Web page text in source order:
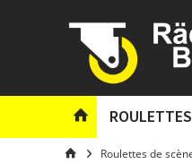
Roulettes de